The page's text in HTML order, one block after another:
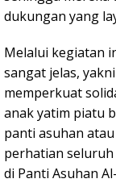
dukungan yang
Melalui kegiatan
sangat jelas,
memperkuat
anak yatim piatu
panti asuhan
perhatian
di Panti Asuhan